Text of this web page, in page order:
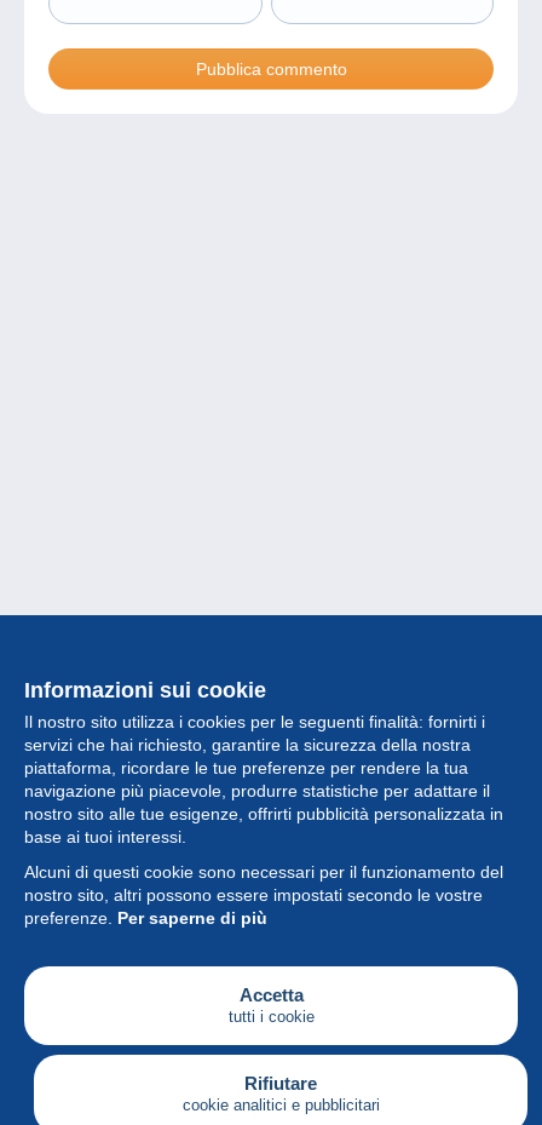
Informazioni sui cookie
Il nostro sito utilizza i cookies per le seguenti finalità: fornirti i
servizi che hai richiesto, garantire la sicurezza della nostra
piattaforma, ricordare le tue preferenze per rendere la tua
navigazione più piacevole, produrre statistiche per adattare il
nostro sito alle tue esigenze, offrirti pubblicità personalizzata in
base ai tuoi interessi.
Alcuni di questi cookie sono necessari per il funzionamento del
nostro sito, altri possono essere impostati secondo le vostre
preferenze. Per saperne di più
Accetta
tutti i cookie
Rifiutare
cookie analitici e pubblicitari
Collezione
Novità
Funzione
Società
Servizi
Sta scrivendo